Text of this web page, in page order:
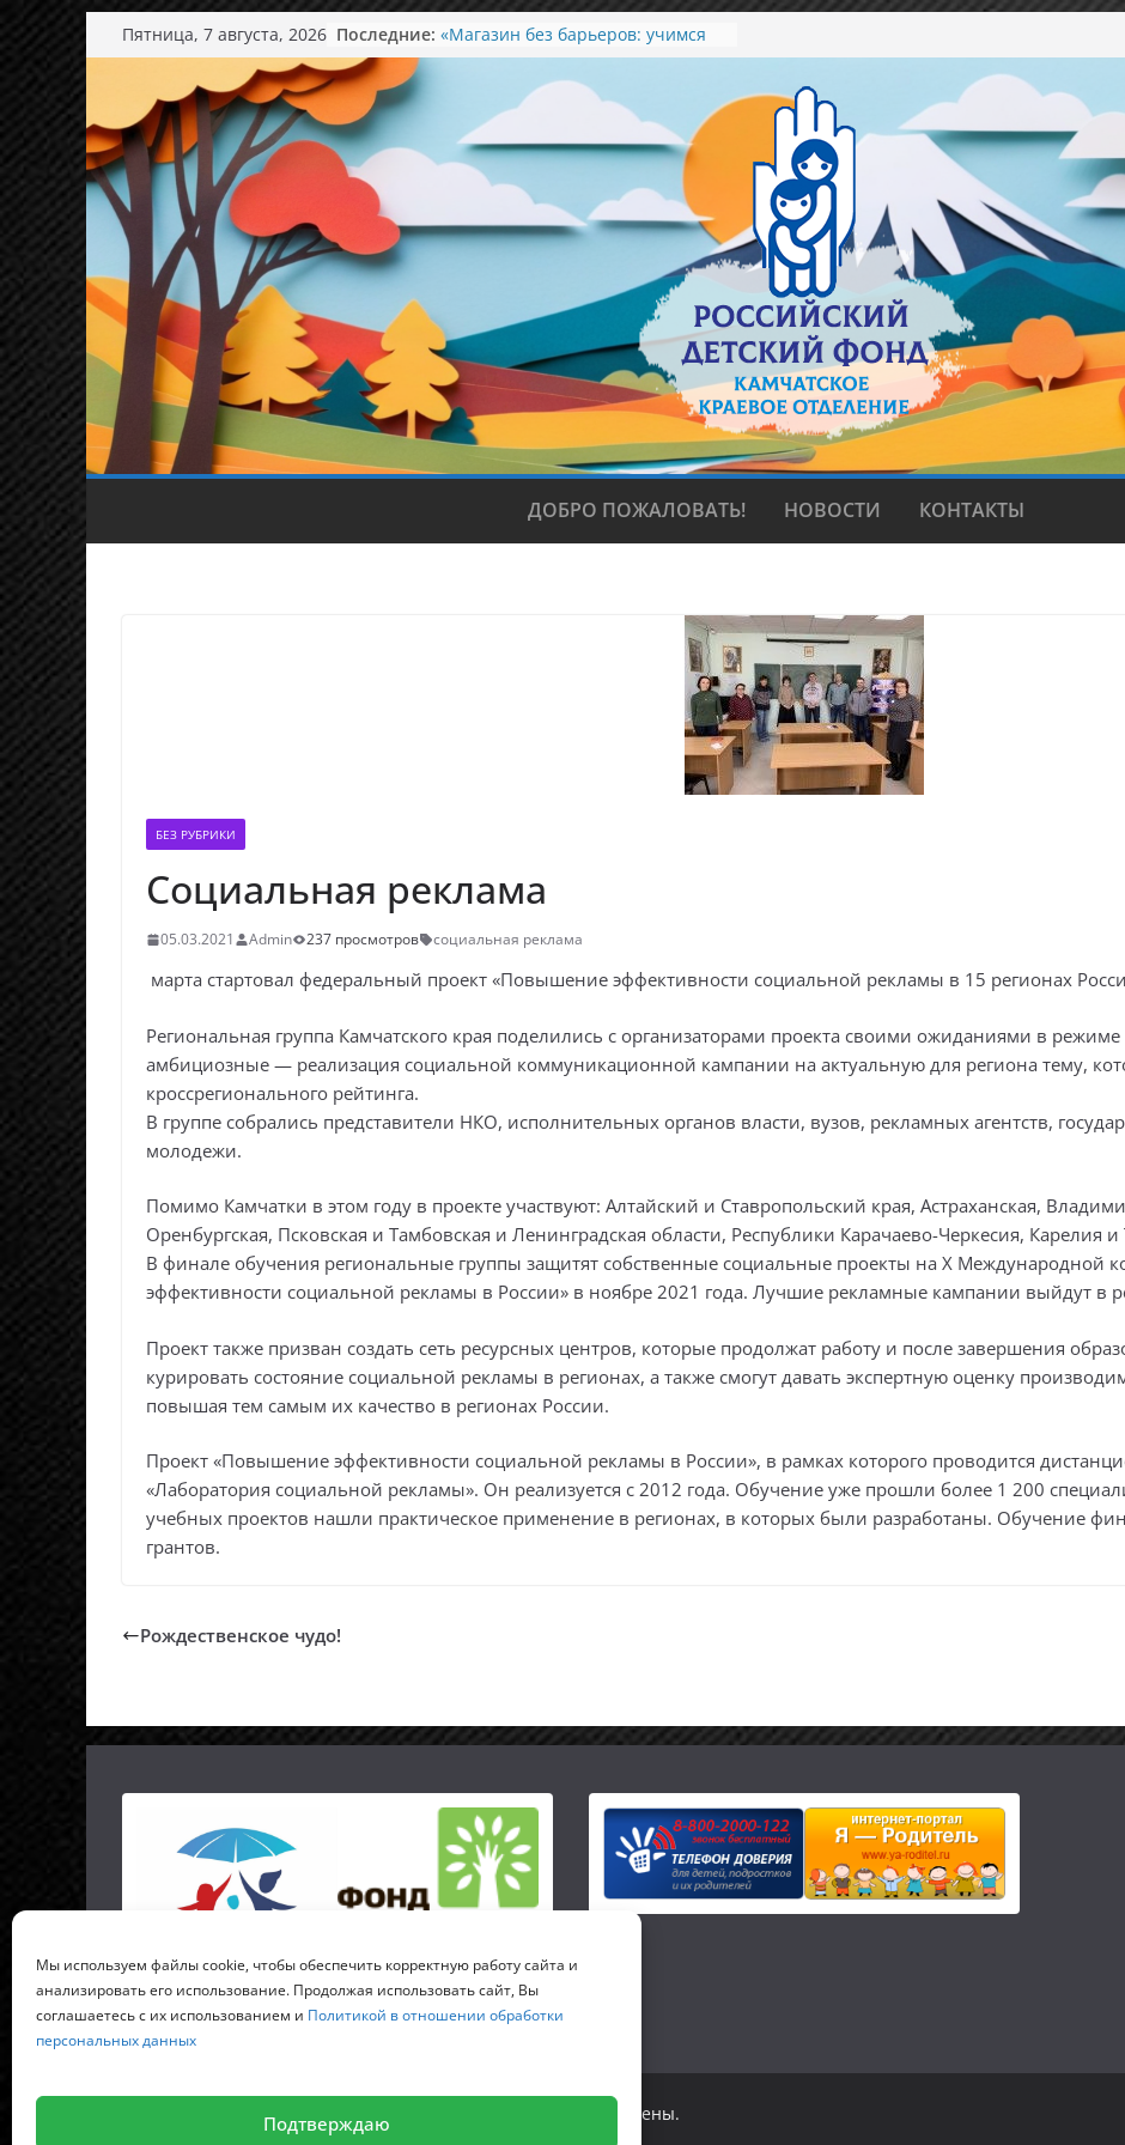
Мы используем файлы cookie, чтобы обеспечить корректную работу сайта и
анализировать его использование. Продолжая использовать сайт, Вы
соглашаетесь с их использованием и Политикой в отношении обработки
персональных данных
Подтверждаю
Перейти
к
содержимому
Пятница, 7 августа, 2026 Последние: «Магазин без барьеров: учимся
понимать и договариваться»
День семьи, любви и верности
Экскурсия в мир красоты
Ароматный зеленый вкус лета.
Концерт в колледже искусств
ДОБРО ПОЖАЛОВАТЬ! НОВОСТИ КОНТАКТЫ
БЕЗ РУБРИКИ
Социальная реклама
05.03.2021 Admin 237 просмотров социальная реклама
марта стартовал федеральный проект «Повышение эффективности социальной рекламы в 15 регионах
Региональная группа Камчатского края поделились с организаторами проекта своими ожиданиями в
амбициозные — реализация социальной коммуникационной кампании на актуальную для региона тему,
кроссрегионального рейтинга.
В группе собрались представители НКО, исполнительных органов власти, вузов, рекламных агентств,
молодежи.
Помимо Камчатки в этом году в проекте участвуют: Алтайский и Ставропольский края, Астраханская,
Оренбургская, Псковская и Тамбовская и Ленинградская области, Республики Карачаево-Черкесия, Карелия и
В финале обучения региональные группы защитят собственные социальные проекты на X Международной
эффективности социальной рекламы в России» в ноябре 2021 года. Лучшие рекламные кампании выйдут в
Проект также призван создать сеть ресурсных центров, которые продолжат работу и после завершения
курировать состояние социальной рекламы в регионах, а также смогут давать экспертную оценку
повышая тем самым их качество в регионах России.
Проект «Повышение эффективности социальной рекламы в России», в рамках которого проводится
«Лаборатория социальной рекламы». Он реализуется с 2012 года. Обучение уже прошли более 1 200
учебных проектов нашли практическое применение в регионах, в которых были разработаны. Обучение
грантов.
Рождественское чудо!
Копирайт © 2026Российский детский фонд
. Все права защищены.
от ThemeGrill. Создано на